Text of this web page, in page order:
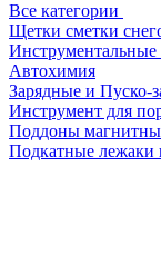
Все категории
Щетки сметки
Инструментальные
Автохимия
Зарядные и Пуско-
Инструмент для
Поддоны
Подкатные лежаки